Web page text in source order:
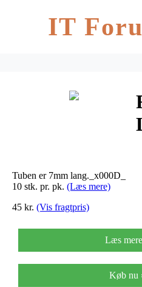
IT
Tuben er 7mm lang._x000D_
10 stk. pr. pk. (Læs mere)
45 kr. (Vis fragtpris)
Læs
Køb nu